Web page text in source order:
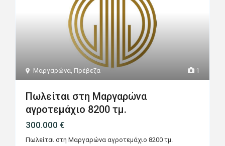
1
Μαργαρώνα, Πρέβεζα
Πωλείται στη Μαργαρώνα
αγροτεμάχιο 8200 τμ.
300.000 €
Πωλείται στη Μαργαρώνα αγροτεμάχιο 8200 τμ.